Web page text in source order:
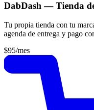
DabDash — Tienda
Tu propia tienda con tu
agenda de entrega y pago
$95/mes